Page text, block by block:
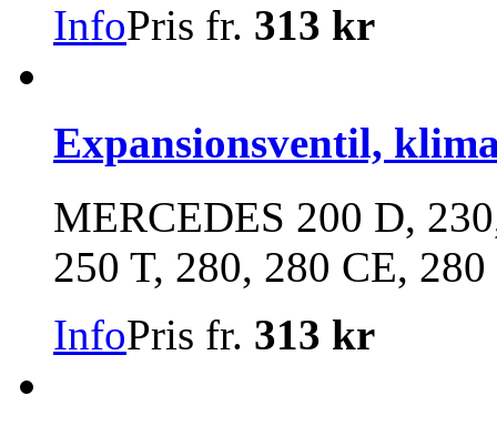
InfoPris fr. 313 kr
Expansionsventil,
MERCEDES 200 D,
250 T, 280, 280 CE,
InfoPris fr. 313 kr